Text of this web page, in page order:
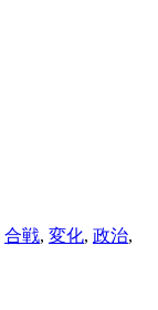
合戦, 変化, 政治,